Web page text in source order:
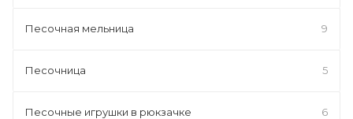
Песочная мельница 9
Песочница 5
Песочные игрушки в рюкзачке 6